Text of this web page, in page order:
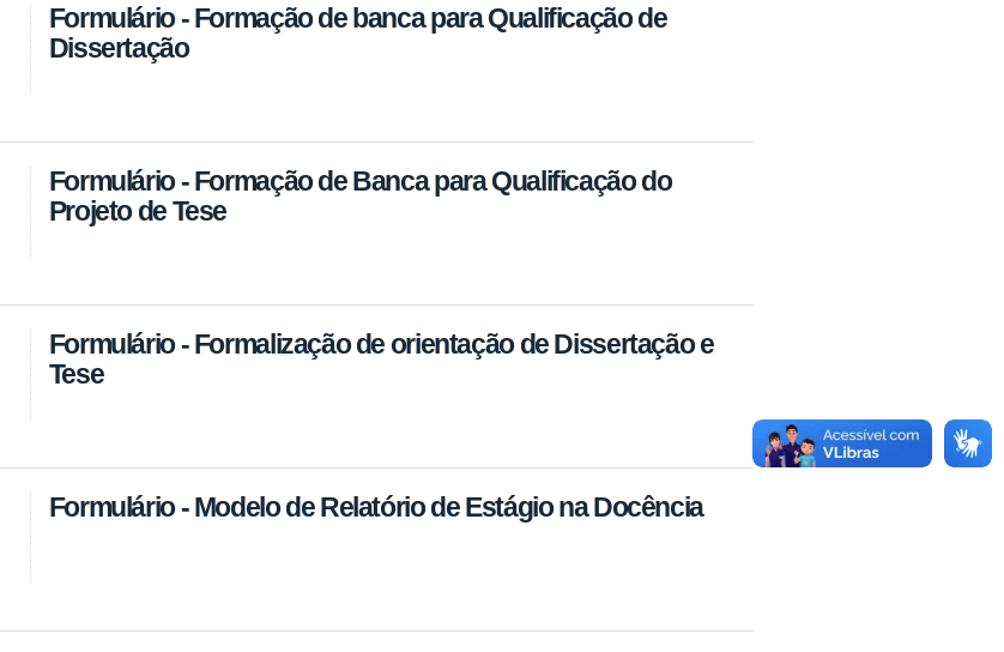
Formulário - Formação de banca para Qualificação de
Dissertação
Formulário - Formação de Banca para Qualificação do
Projeto de Tese
Formulário - Formalização de orientação de Dissertação e
Tese
Formulário - Modelo de Relatório de Estágio na Docência